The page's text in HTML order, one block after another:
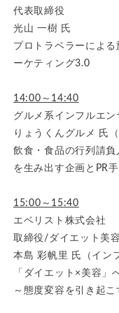
代表取締役
光山 一樹 氏
プロトラベラーによ
ーケティング3.0
14:00～14:40
グルメ系インフルエン
りょうくんグルメ 氏
飲食・食品の行列請負
を生み出す企画とPR
15:00～15:40
エベリスト株式会社
取締役/ダイエット美
本島 彩帆里 氏（イン
「ダイエット×美容」
～態度変容を引き起